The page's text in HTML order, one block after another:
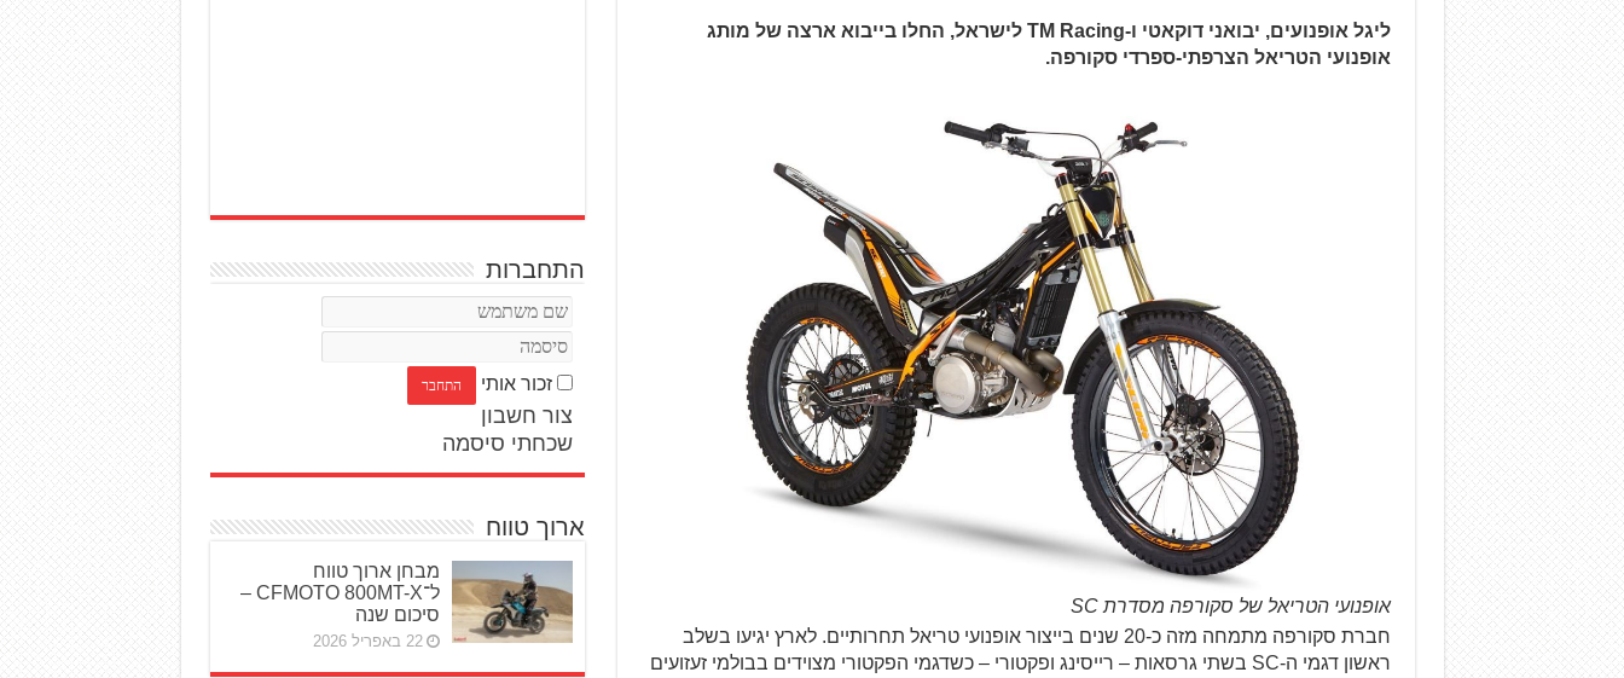
ליגל אופנועים, יבואני דוקאטי ו-TM Racing לישראל, החלו בייבוא ארצה של מותג
אופנועי הטריאל הצרפתי-ספרדי סקורפה.
אופנועי הטריאל של סקורפה מסדרת SC
חברת סקורפה מתמחה מזה כ-20 שנים בייצור אופנועי טריאל תחרותיים. לארץ יגיעו בשלב
ראשון דגמי ה-SC בשתי גרסאות – רייסינג ופקטורי – כשדגמי הפקטורי מצוידים בבולמי זעזועים
התחברות
זכור אותי
צור חשבון
שכחתי סיסמה
ארוך טווח
מבחן ארוך טווח
ל־CFMOTO 800MT-X –
סיכום שנה
22 באפריל 2026